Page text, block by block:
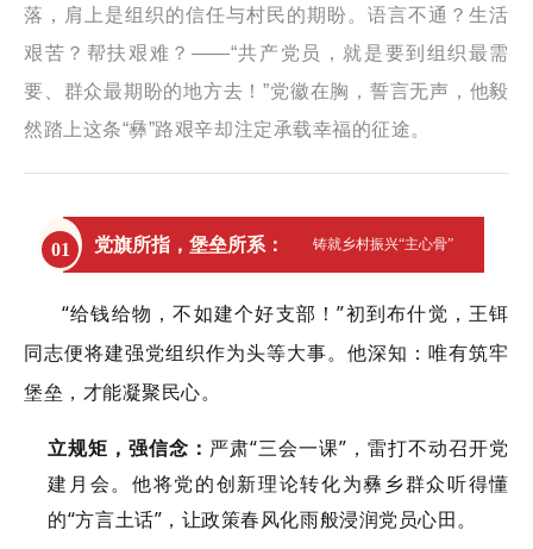
落，肩上是组织的信任与村民的期盼。语言不通？生活
艰苦？帮扶艰难？——“共产党员，就是要到组织最需
要、群众最期盼的地方去！”党徽在胸，誓言无声，他毅
然踏上这条“彝”路艰辛却注定承载幸福的征途。
01 党旗所指，堡垒所系： 铸就乡村振兴“主心骨”
“给钱给物，不如建个好支部！”初到布什觉，王铒
同志便将建强党组织作为头等大事。他深知：唯有筑牢
堡垒，才能凝聚民心。
立规矩，强信念： 严肃“三会一课”，雷打不动召开党
建月会。他将党的创新理论转化为彝乡群众听得懂
的“方言土话”，让政策春风化雨般浸润党员心田。